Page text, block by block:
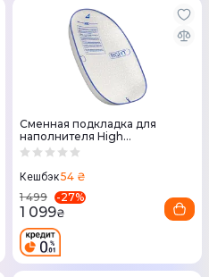
Сменная подкладка для
наполнителя High
Performance Cat Litter Pad
Кешбэк54 ₴
1 499
-27%
1 099₴